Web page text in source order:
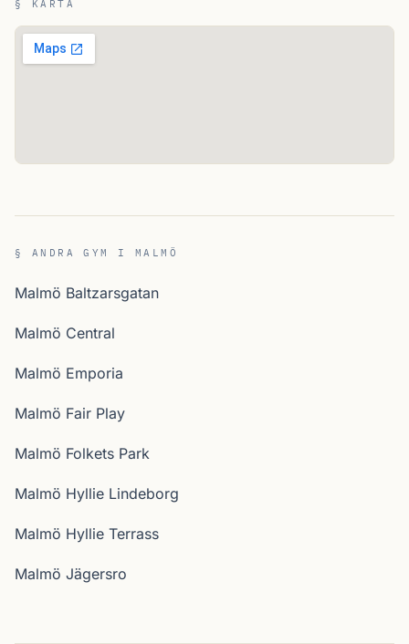
§ KARTA
§ ANDRA GYM I MALMÖ
Malmö Baltzarsgatan
Malmö Central
Malmö Emporia
Malmö Fair Play
Malmö Folkets Park
Malmö Hyllie Lindeborg
Malmö Hyllie Terrass
Malmö Jägersro